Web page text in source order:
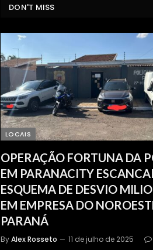
DON'T MISS
LOCAIS
OPERAÇÃO FORTUNA DA
EM PARANACITY
ESQUEMA DE DESVIO
EM EMPRESA DO
PARANÁ
ByAlex Rosseto 11 de julho de 2025